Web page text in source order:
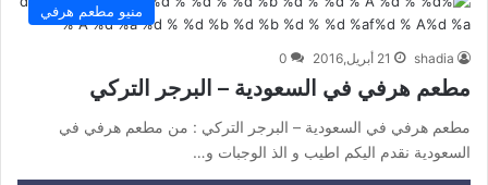
منيو مطعم هرفي
shadia 21 أبريل,2016 0
مطعم هرفي في السعودية – البرجر التركي
مطعم هرفي في السعودية – البرجر التركي : من مطعم هرفي في
السعودية نقدم اليكم اطيب و الذ الوجبات و…